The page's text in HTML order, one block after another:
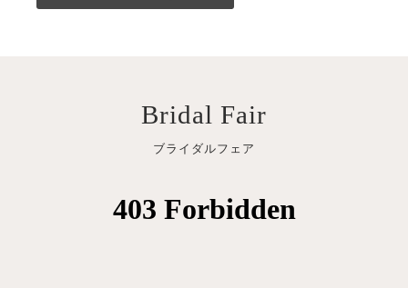
Bridal Fair
ブライダルフェア